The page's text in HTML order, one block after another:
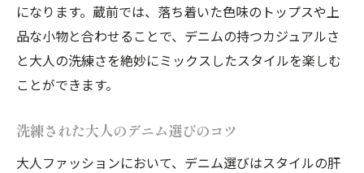
になります。蔵前では、落ち着いた色味のトップスや上
品な小物と合わせることで、デニムの持つカジュアルさ
と大人の洗練さを絶妙にミックスしたスタイルを楽しむ
ことができます。
洗練された大人のデニム選びのコツ
大人ファッションにおいて、デニム選びはスタイルの肝